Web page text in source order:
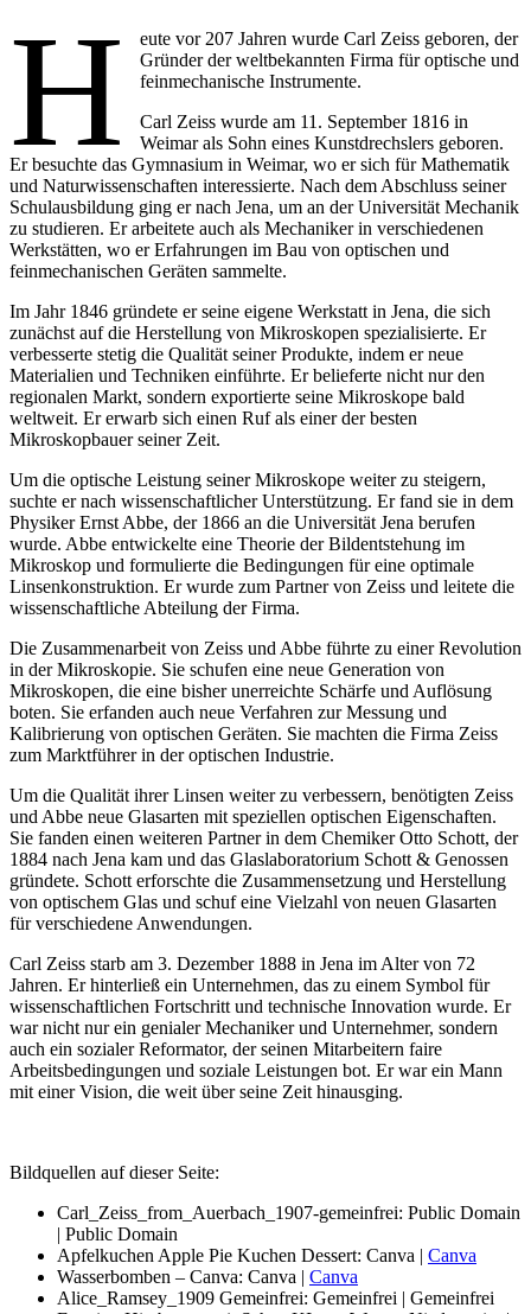
H
eute vor 207 Jahren wurde Carl Zeiss geboren, der
Gründer der weltbekannten Firma für optische und
feinmechanische Instrumente.
Carl Zeiss wurde am 11. September 1816 in
Weimar als Sohn eines Kunstdrechslers geboren.
Er besuchte das Gymnasium in Weimar, wo er sich für Mathematik
und Naturwissenschaften interessierte. Nach dem Abschluss seiner
Schulausbildung ging er nach Jena, um an der Universität Mechanik
zu studieren. Er arbeitete auch als Mechaniker in verschiedenen
Werkstätten, wo er Erfahrungen im Bau von optischen und
feinmechanischen Geräten sammelte.
Im Jahr 1846 gründete er seine eigene Werkstatt in Jena, die sich
zunächst auf die Herstellung von Mikroskopen spezialisierte. Er
verbesserte stetig die Qualität seiner Produkte, indem er neue
Materialien und Techniken einführte. Er belieferte nicht nur den
regionalen Markt, sondern exportierte seine Mikroskope bald
weltweit. Er erwarb sich einen Ruf als einer der besten
Mikroskopbauer seiner Zeit.
Um die optische Leistung seiner Mikroskope weiter zu steigern,
suchte er nach wissenschaftlicher Unterstützung. Er fand sie in dem
Physiker Ernst Abbe, der 1866 an die Universität Jena berufen
wurde. Abbe entwickelte eine Theorie der Bildentstehung im
Mikroskop und formulierte die Bedingungen für eine optimale
Linsenkonstruktion. Er wurde zum Partner von Zeiss und leitete die
wissenschaftliche Abteilung der Firma.
Die Zusammenarbeit von Zeiss und Abbe führte zu einer Revolution
in der Mikroskopie. Sie schufen eine neue Generation von
Mikroskopen, die eine bisher unerreichte Schärfe und Auflösung
boten. Sie erfanden auch neue Verfahren zur Messung und
Kalibrierung von optischen Geräten. Sie machten die Firma Zeiss
zum Marktführer in der optischen Industrie.
Um die Qualität ihrer Linsen weiter zu verbessern, benötigten Zeiss
und Abbe neue Glasarten mit speziellen optischen Eigenschaften.
Sie fanden einen weiteren Partner in dem Chemiker Otto Schott, der
1884 nach Jena kam und das Glaslaboratorium Schott & Genossen
gründete. Schott erforschte die Zusammensetzung und Herstellung
von optischem Glas und schuf eine Vielzahl von neuen Glasarten
für verschiedene Anwendungen.
Carl Zeiss starb am 3. Dezember 1888 in Jena im Alter von 72
Jahren. Er hinterließ ein Unternehmen, das zu einem Symbol für
wissenschaftlichen Fortschritt und technische Innovation wurde. Er
war nicht nur ein genialer Mechaniker und Unternehmer, sondern
auch ein sozialer Reformator, der seinen Mitarbeitern faire
Arbeitsbedingungen und soziale Leistungen bot. Er war ein Mann
mit einer Vision, die weit über seine Zeit hinausging.
Bildquellen auf dieser Seite:
Carl_Zeiss_from_Auerbach_1907-gemeinfrei: Public Domain
| Public Domain
Apfelkuchen Apple Pie Kuchen Dessert: Canva | Canva
Wasserbomben – Canva: Canva | Canva
Alice_Ramsey_1909 Gemeinfrei: Gemeinfrei | Gemeinfrei